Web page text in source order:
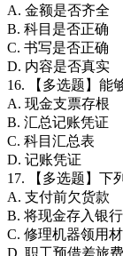
A. 金额是否齐全
B. 科目是否正确
C. 书写是否正确
D. 内容是否真实
16. 【多选题】能
A. 现金支票存根
B. 汇总记账凭证
C. 科目汇总表
D. 记账凭证
17. 【多选题】下
A. 支付前欠货款
B. 将现金存入银行
C. 修理机器领用
D. 职工预借差旅费